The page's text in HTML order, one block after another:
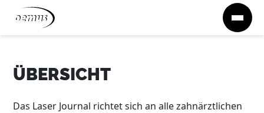
Zum Inhalt springen
ÜBERSICHT
Das Laser Journal richtet sich an alle zahnärztlichen